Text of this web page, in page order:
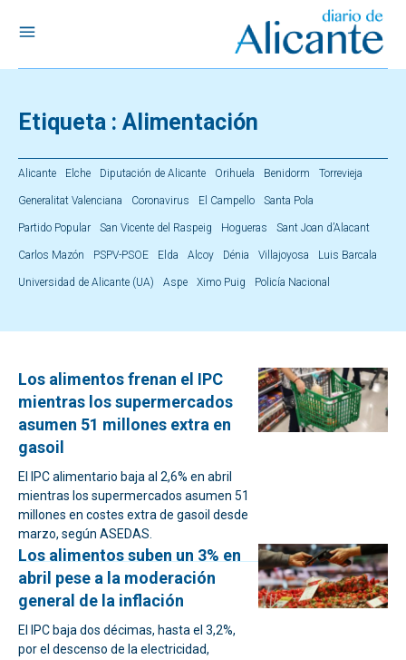
Etiqueta : Alimentación
Alicante Elche Diputación de Alicante Orihuela Benidorm Torrevieja
Generalitat Valenciana Coronavirus El Campello Santa Pola
Partido Popular San Vicente del Raspeig Hogueras Sant Joan d’Alacant
Carlos Mazón PSPV-PSOE Elda Alcoy Dénia Villajoyosa Luis Barcala
Universidad de Alicante (UA) Aspe Ximo Puig Policía Nacional
Los alimentos frenan el IPC
mientras los supermercados
asumen 51 millones extra en
gasoil
El IPC alimentario baja al 2,6% en abril
mientras los supermercados asumen 51
millones en costes extra de gasoil desde
marzo, según ASEDAS.
Los alimentos suben un 3% en
abril pese a la moderación
general de la inflación
El IPC baja dos décimas, hasta el 3,2%,
por el descenso de la electricidad,